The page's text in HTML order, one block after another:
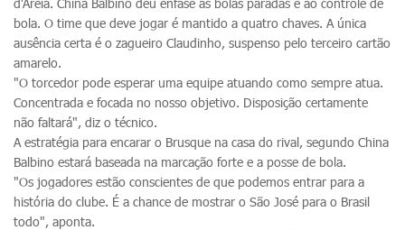
d'Areia. China Balbino deu ênfase às bolas paradas e ao controle de
bola. O time que deve jogar é mantido a quatro chaves. A única
ausência certa é o zagueiro Claudinho, suspenso pelo terceiro cartão
amarelo.
"O torcedor pode esperar uma equipe atuando como sempre atua.
Concentrada e focada no nosso objetivo. Disposição certamente
não faltará", diz o técnico.
A estratégia para encarar o Brusque na casa do rival, segundo China
Balbino estará baseada na marcação forte e a posse de bola.
"Os jogadores estão conscientes de que podemos entrar para a
história do clube. É a chance de mostrar o São José para o Brasil
todo", aponta.